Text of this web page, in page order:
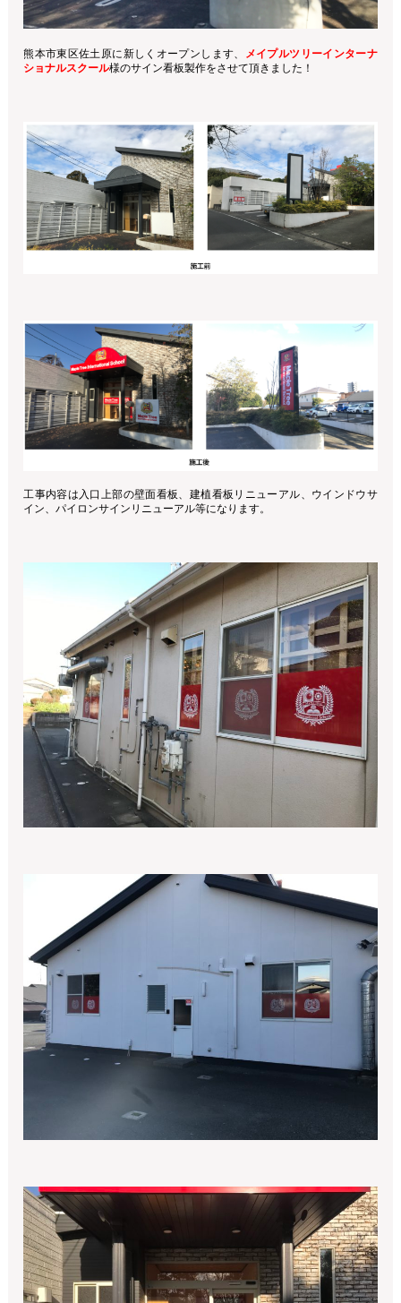
熊本市東区佐土原に新しくオープンします、
メイプルツリーインターナ
ショナルスクール様のサイン看板製作をさせて頂きました！
工事内容は入口上部の壁面看板、建植看板リニューアル、ウインドウサ
イン、パイロンサインリニューアル等になります。